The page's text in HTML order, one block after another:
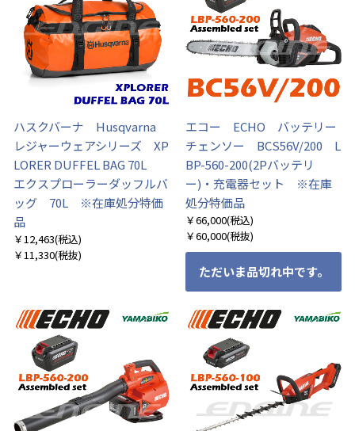
ハスクバーナ Husqvarna
レジャーウェアシリーズ XP
LORER DUFFEL BAG 70L
エクスプローラーダッフルバ
ッグ 70L ※在庫処分特価
品
￥12,463(税込)
￥11,330(税抜)
エコー ECHO バッテリー
チェンソー BCS56V/200 L
BP-560-200(2Pバッテリ
ー)・充電器セット ※在庫
処分特価品
￥66,000(税込)
￥60,000(税抜)
ただいま品切れ中です。